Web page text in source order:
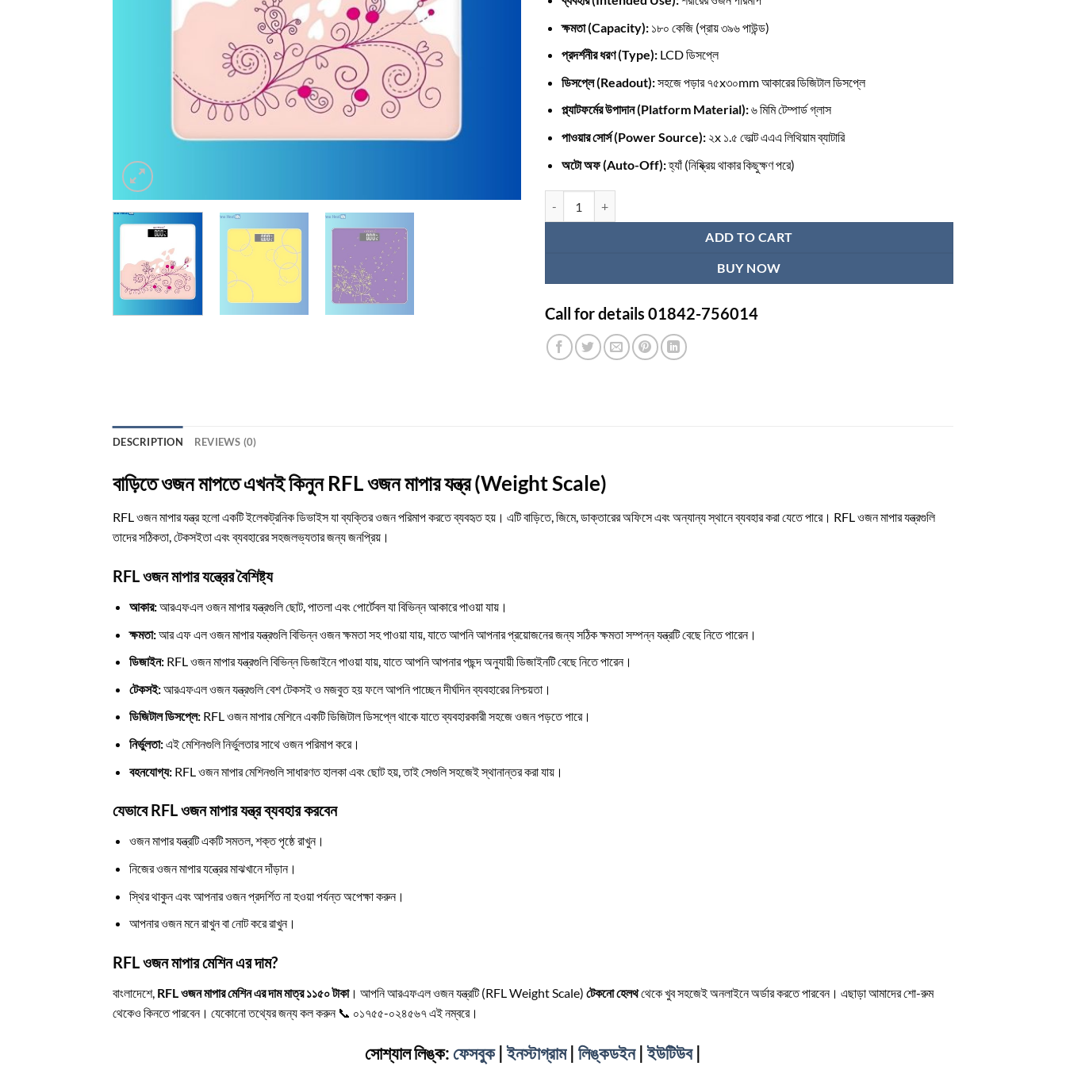
ক্ষমতা (Capacity): ১৮০ কেজি (প্রায় ৩৯৬ পাউন্ড)
প্রদর্শনীর ধরণ (Type): LCD ডিসপ্লে
ডিসপ্লে (Readout):সহজে পড়ার ৭৫x৩০mm আকারের ডিজিটাল ডিসপ্লে
প্ল্যাটফর্মের উপাদান (Platform Material):৬ মিমি টেম্পার্ড গ্লাস
পাওয়ার সোর্স (Power Source): ২x ১.৫ ভোল্ট এএএ লিথিয়াম ব্যাটারি
অটো অফ (Auto-Off):হ্যাঁ (নিষ্ক্রিয় থাকার কিছুক্ষণ পরে)
ADD TO CART
BUY NOW
Call for details 01842-756014
DESCRIPTION REVIEWS (0)
বাড়িতে ওজন মাপতে এখনই কিনুন RFL ওজন মাপার যন্ত্র (Weight Scale)
RFL ওজন মাপার যন্ত্র হলো একটি ইলেকট্রনিক ডিভাইস যা ব্যক্তির ওজন পরিমাপ করতে ব্যবহৃত হয়। এটি বাড়িতে, জিমে, ডাক্তারের অফিসে এবং অন্যান্য স্থানে ব্যবহার করা যেতে পারে। RFL ওজন মাপার যন্ত্রগুলি
তাদের সঠিকতা, টেকসইতা এবং ব্যবহারের সহজলভ্যতার জন্য জনপ্রিয়।
RFL ওজন মাপার যন্ত্রের বৈশিষ্ট্য
আকার:আরএফএল ওজন মাপার যন্ত্রগুলি ছোট, পাতলা এবং পোর্টেবল যা বিভিন্ন আকারে পাওয়া যায়।
ক্ষমতা:আর এফ এল ওজন মাপার যন্ত্রগুলি বিভিন্ন ওজন ক্ষমতা সহ পাওয়া যায়, যাতে আপনি আপনার প্রয়োজনের জন্য সঠিক ক্ষমতা সম্পন্ন যন্ত্রটি বেছে নিতে পারেন।
ডিজাইন:RFL ওজন মাপার যন্ত্রগুলি বিভিন্ন ডিজাইনে পাওয়া যায়, যাতে আপনি আপনার পছন্দ অনুযায়ী ডিজাইনটি বেছে নিতে পারেন।
টেকসই:আরএফএল ওজন যন্ত্রগুলি বেশ টেকসই ও মজবুত হয় ফলে আপনি পাচ্ছেন দীর্ঘদিন ব্যবহারের নিশ্চয়তা।
ডিজিটাল ডিসপ্লে:RFL ওজন মাপার মেশিনে একটি ডিজিটাল ডিসপ্লে থাকে যাতে ব্যবহারকারী সহজে ওজন পড়তে পারে।
নির্ভুলতা:এই মেশিনগুলি নির্ভুলতার সাথে ওজন পরিমাপ করে।
বহনযোগ্য:RFL ওজন মাপার মেশিনগুলি সাধারণত হালকা এবং ছোট হয়, তাই সেগুলি সহজেই স্থানান্তর করা যায়।
যেভাবে RFL ওজন মাপার যন্ত্র ব্যবহার করবেন
ওজন মাপার যন্ত্রটি একটি সমতল, শক্ত পৃষ্ঠে রাখুন।
নিজের ওজন মাপার যন্ত্রের মাঝখানে দাঁড়ান।
স্থির থাকুন এবং আপনার ওজন প্রদর্শিত না হওয়া পর্যন্ত অপেক্ষা করুন।
আপনার ওজন মনে রাখুন বা নোট করে রাখুন।
RFL ওজন মাপার মেশিন এর দাম?
বাংলাদেশে, RFL ওজন মাপার মেশিন এর দাম মাত্র ১১৫০ টাকা। আপনি আরএফএল ওজন যন্ত্রটি (RFL Weight Scale) টেকনো হেলথথেকে খুব সহজেই অনলাইনে অর্ডার করতে পারবেন। এছাড়া আমাদের শো-রুম
থেকেও কিনতে পারবেন। যেকোনো তথ্যের জন্য কল করুন 📞 ০১৭৫৫-০২৪৫৬৭ এই নম্বরে।
সোশ্যাল লিঙ্ক:ফেসবুক|ইনস্টাগ্রাম| লিঙ্কডইন|ইউটিউব|